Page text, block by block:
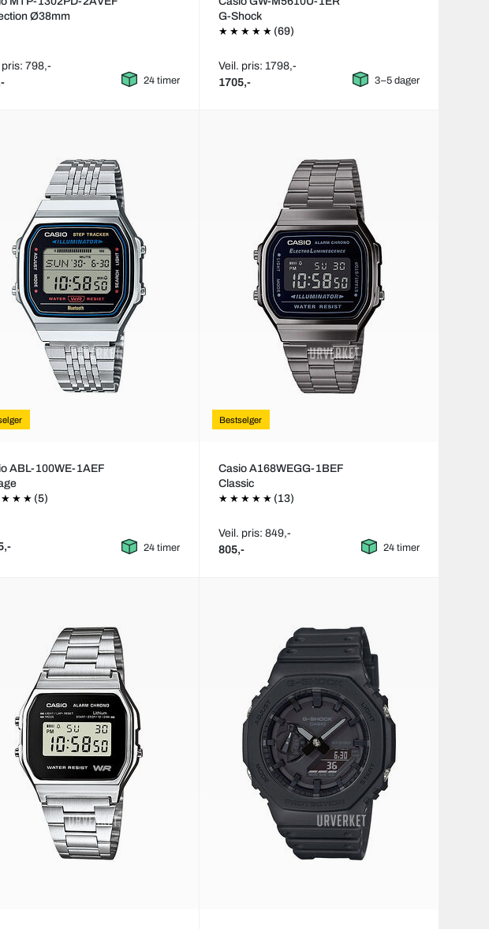
Ø38mm
pris: 798,-
24 timer
G-Shock
(69)
Veil. pris: 1798,-
1705,- 3–5 dager
ABL-100WE-1AEF
(5)
24 timer
Bestselger
Casio A168WEGG-1BEF
Classic
(13)
Veil. pris: 849,-
805,- 24 timer